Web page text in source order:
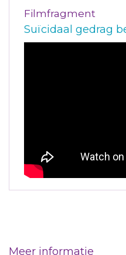
Filmfragment
Suïcidaal gedrag
Meer informatie